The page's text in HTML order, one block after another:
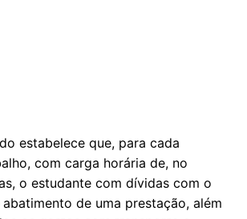
estabelece que, para cada
com carga horária de, no
o estudante com dívidas com o
de uma prestação, além